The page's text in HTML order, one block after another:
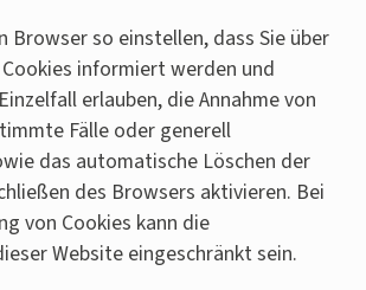
Browser so einstellen, dass Sie über
informiert werden und
erlauben, die Annahme von
Fälle oder generell
das automatische Löschen der
des Browsers aktivieren. Bei
von Cookies kann die
Website eingeschränkt sein.